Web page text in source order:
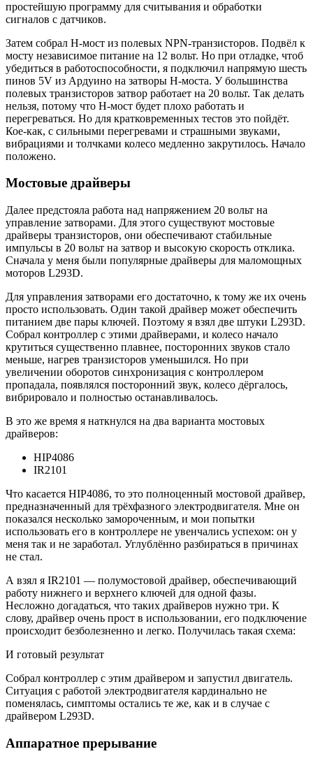
простейшую программу для считывания и обработки
сигналов с датчиков.
Затем собрал Н-мост из полевых NPN-транзисторов. Подвёл к
мосту независимое питание на 12 вольт. Но при отладке, чтоб
убедиться в работоспособности, я подключил напрямую шесть
пинов 5V из Ардуино на затворы H-моста. У большинства
полевых транзисторов затвор работает на 20 вольт. Так делать
нельзя, потому что Н-мост будет плохо работать и
перегреваться. Но для кратковременных тестов это пойдёт.
Кое-как, с сильными перегревами и страшными звуками,
вибрациями и толчками колесо медленно закрутилось. Начало
положено.
Мостовые драйверы
Далее предстояла работа над напряжением 20 вольт на
управление затворами. Для этого существуют мостовые
драйверы транзисторов, они обеспечивают стабильные
импульсы в 20 вольт на затвор и высокую скорость отклика.
Сначала у меня были популярные драйверы для маломощных
моторов L293D.
Для управления затворами его достаточно, к тому же их очень
просто использовать. Один такой драйвер может обеспечить
питанием две пары ключей. Поэтому я взял две штуки L293D.
Собрал контроллер с этими драйверами, и колесо начало
крутиться существенно плавнее, посторонних звуков стало
меньше, нагрев транзисторов уменьшился. Но при
увеличении оборотов синхронизация с контроллером
пропадала, появлялся посторонний звук, колесо дёргалось,
вибрировало и полностью останавливалось.
В это же время я наткнулся на два варианта мостовых
драйверов:
HIP4086
IR2101
Что касается HIP4086, то это полноценный мостовой драйвер,
предназначенный для трёхфазного электродвигателя. Мне он
показался несколько замороченным, и мои попытки
использовать его в контроллере не увенчались успехом: он у
меня так и не заработал. Углублённо разбираться в причинах
не стал.
А взял я IR2101 — полумостовой драйвер, обеспечивающий
работу нижнего и верхнего ключей для одной фазы.
Несложно догадаться, что таких драйверов нужно три. К
слову, драйвер очень прост в использовании, его подключение
происходит безболезненно и легко. Получилась такая схема:
И готовый результат
Собрал контроллер с этим драйвером и запустил двигатель.
Ситуация с работой электродвигателя кардинально не
поменялась, симптомы остались те же, как и в случае с
драйвером L293D.
Аппаратное прерывание